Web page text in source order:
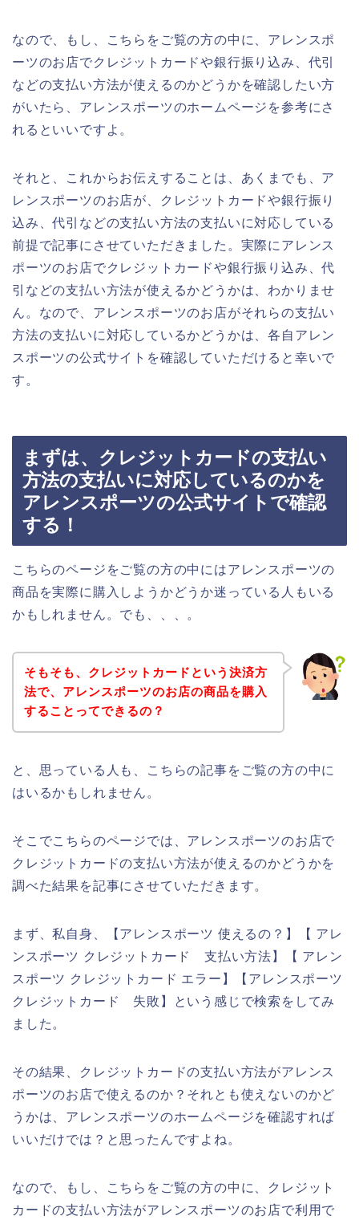
なので、もし、こちらをご覧の方の中に、アレンスポ
ーツのお店でクレジットカードや銀行振り込み、代引
などの支払い方法が使えるのかどうかを確認したい方
がいたら、アレンスポーツのホームページを参考にさ
れるといいですよ。
それと、これからお伝えすることは、あくまでも、ア
レンスポーツのお店が、クレジットカードや銀行振り
込み、代引などの支払い方法の支払いに対応している
前提で記事にさせていただきました。実際にアレンス
ポーツのお店でクレジットカードや銀行振り込み、代
引などの支払い方法が使えるかどうかは、わかりませ
ん。なので、アレンスポーツのお店がそれらの支払い
方法の支払いに対応しているかどうかは、各自アレン
スポーツの公式サイトを確認していただけると幸いで
す。
まずは、クレジットカードの支払い
方法の支払いに対応しているのかを
アレンスポーツの公式サイトで確認
する！
こちらのページをご覧の方の中にはアレンスポーツの
商品を実際に購入しようかどうか迷っている人もいる
かもしれません。でも、、、。
そもそも、クレジットカードという決済方
法で、アレンスポーツのお店の商品を購入
することってできるの？
と、思っている人も、こちらの記事をご覧の方の中に
はいるかもしれません。
そこでこちらのページでは、アレンスポーツのお店で
クレジットカードの支払い方法が使えるのかどうかを
調べた結果を記事にさせていただきます。
まず、私自身、【アレンスポーツ 使えるの？】【 アレ
ンスポーツ クレジットカード 支払い方法】【 アレン
スポーツ クレジットカード エラー】【アレンスポーツ
クレジットカード 失敗】という感じで検索をしてみ
ました。
その結果、クレジットカードの支払い方法がアレンス
ポーツのお店で使えるのか？それとも使えないのかど
うかは、アレンスポーツのホームページを確認すれば
いいだけでは？と思ったんですよね。
なので、もし、こちらをご覧の方の中に、クレジット
カードの支払い方法がアレンスポーツのお店で利用で